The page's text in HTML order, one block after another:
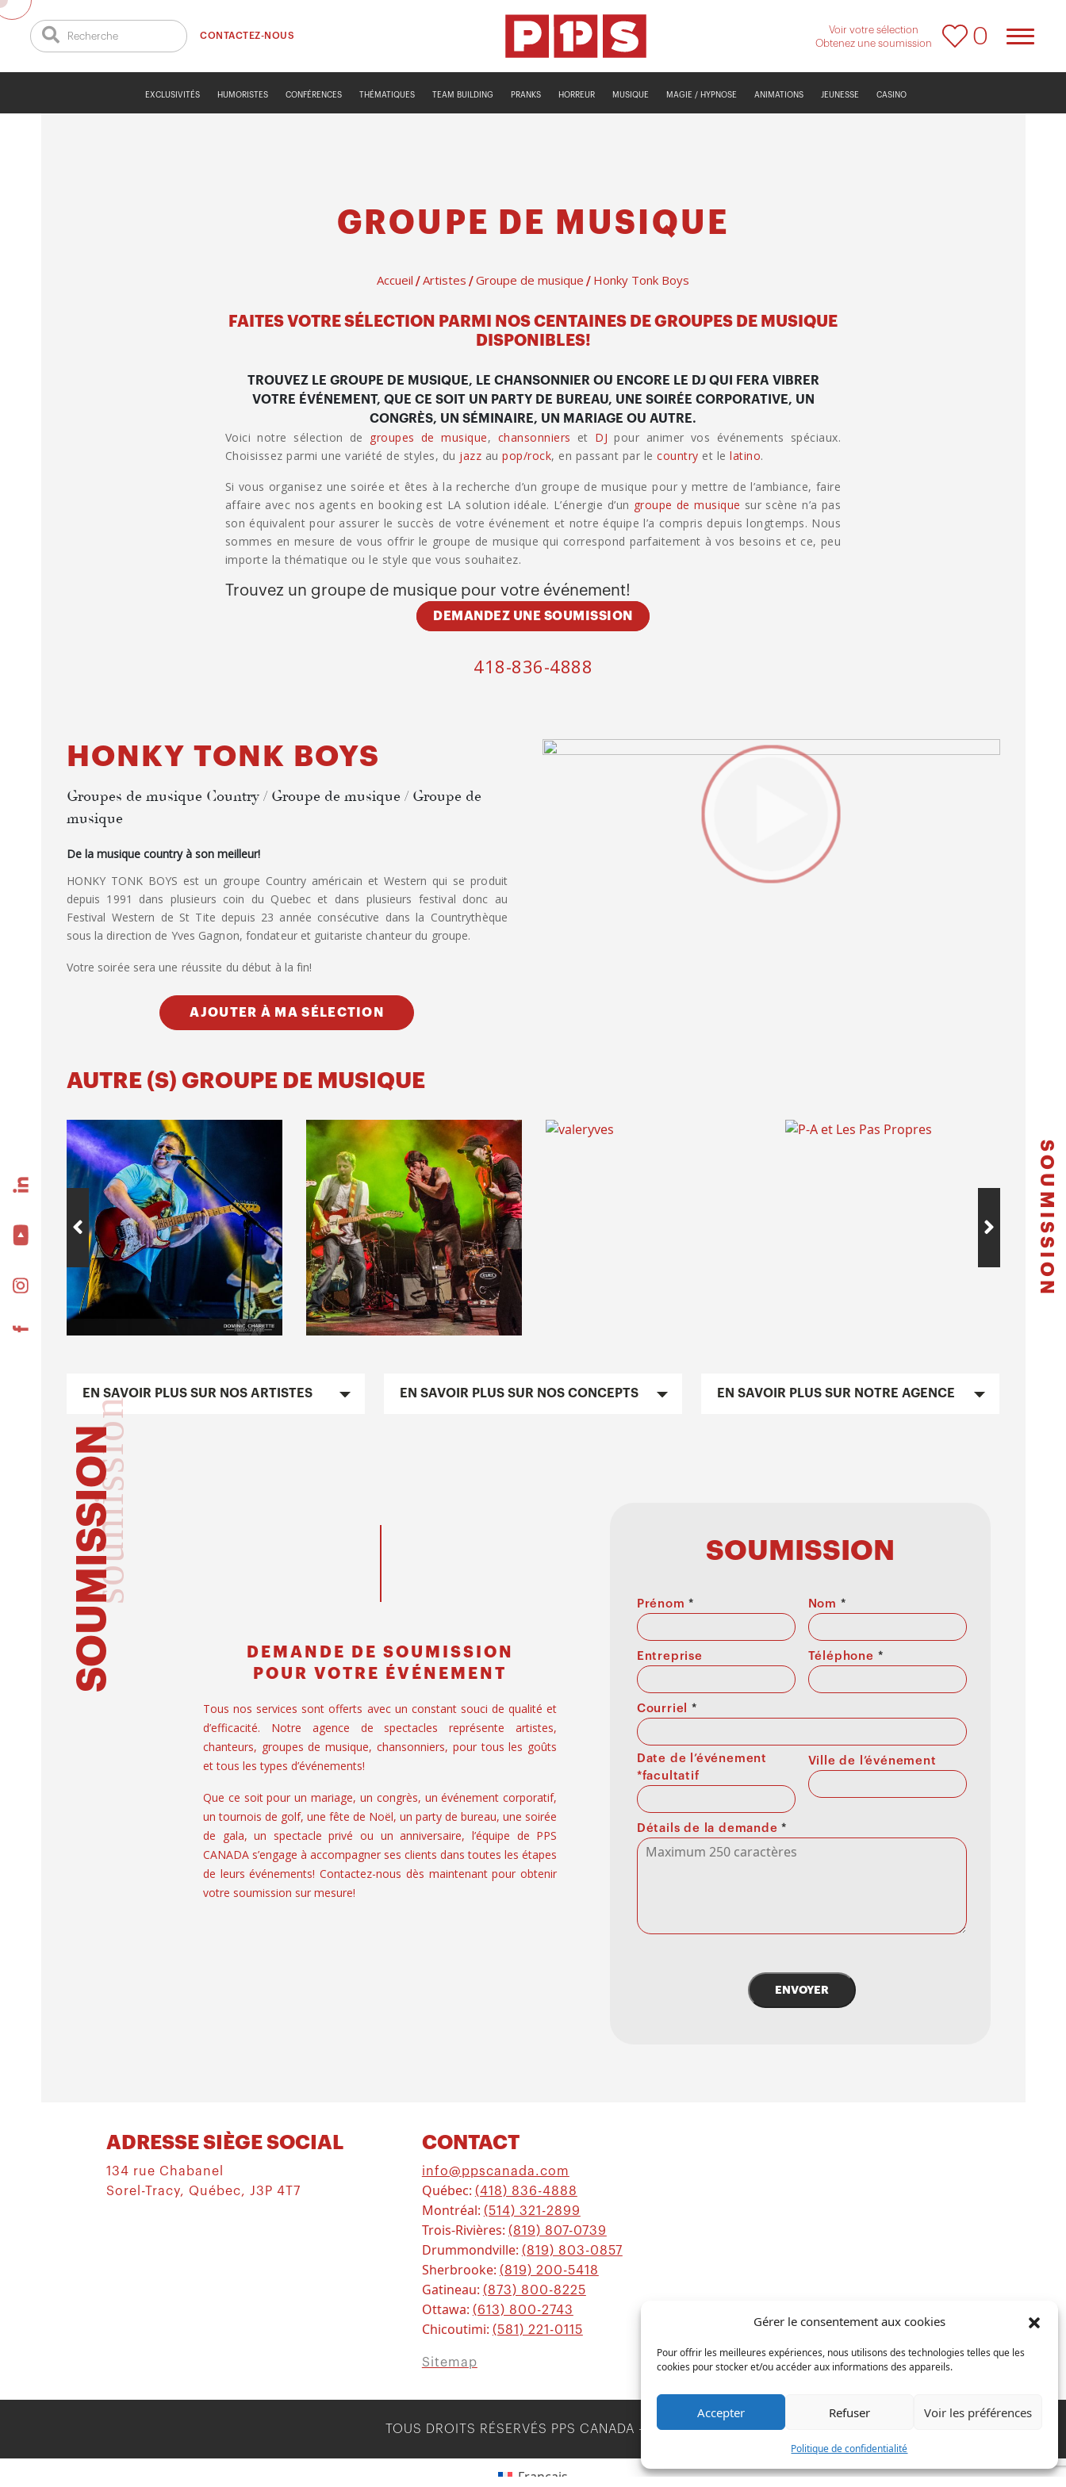
Gérer le consentement aux cookies
Pour offrir les meilleures expériences, nous utilisons des technologies telles que les
cookies pour stocker et/ou accéder aux informations des appareils.
Accepter Refuser Voir les préférences
Politique de confidentialité
CONTACTEZ-NOUS
Voir votre sélection
Obtenez une soumission
0
EXCLUSIVITÉS HUMORISTES CONFÉRENCES THÉMATIQUES TEAM BUILDING PRANKS HORREUR MUSIQUE MAGIE / HYPNOSE ANIMATIONS JEUNESSE CASINO
SOUMISSION
GROUPE DE MUSIQUE
Accueil / Artistes / Groupe de musique / Honky Tonk Boys
FAITES VOTRE SÉLECTION PARMI NOS CENTAINES DE GROUPES DE MUSIQUE
DISPONIBLES!
TROUVEZ LE GROUPE DE MUSIQUE, LE CHANSONNIER OU ENCORE LE DJ QUI FERA VIBRER
VOTRE ÉVÉNEMENT, QUE CE SOIT UN PARTY DE BUREAU, UNE SOIRÉE CORPORATIVE, UN
CONGRÈS, UN SÉMINAIRE, UN MARIAGE OU AUTRE.
Voici notre sélection de groupes de musique, chansonniers et DJ pour animer vos événements spéciaux.
Choisissez parmi une variété de styles, du jazz aupop/rock, en passant par lecountry et lelatino.
Si vous organisez une soirée et êtes à la recherche d’un groupe de musique pour y mettre de l’ambiance, faire
affaire avec nos agents en booking est LA solution idéale. L’énergie d’un groupe de musique sur scène n’a pas
son équivalent pour assurer le succès de votre événement et notre équipe l’a compris depuis longtemps. Nous
sommes en mesure de vous offrir le groupe de musique qui correspond parfaitement à vos besoins et ce, peu
importe la thématique ou le style que vous souhaitez.
Trouvez un groupe de musique pour votre événement!
DEMANDEZ UNE SOUMISSION
418-836-4888
HONKY TONK BOYS
Groupes de musique Country / Groupe de musique / Groupe de
musique
De la musique country à son meilleur!
HONKY TONK BOYS est un groupe Country américain et Western qui se produit
depuis 1991 dans plusieurs coin du Quebec et dans plusieurs festival donc au
Festival Western de St Tite depuis 23 année consécutive dans la Countrythèque
sous la direction de Yves Gagnon, fondateur et guitariste chanteur du groupe.
Votre soirée sera une réussite du début à la fin!
AJOUTER À MA SÉLECTION
AUTRE (S) GROUPE DE MUSIQUE
EN SAVOIR PLUS SUR NOS ARTISTES EN SAVOIR PLUS SUR NOS CONCEPTS EN SAVOIR PLUS SUR NOTRE AGENCE
SOUMISSION
soumission
DEMANDE DE SOUMISSION
POUR VOTRE ÉVÉNEMENT
Tous nos services sont offerts avec un constant souci de qualité et
d’efficacité. Notre agence de spectacles représente artistes,
chanteurs, groupes de musique, chansonniers, pour tous les goûts
et tous les types d’événements!
Que ce soit pour un mariage, un congrès, un événement corporatif,
un tournois de golf, une fête de Noël, un party de bureau, une soirée
de gala, un spectacle privé ou un anniversaire, l’équipe de PPS
CANADA s’engage à accompagner ses clients dans toutes les étapes
de leurs événements! Contactez-nous dès maintenant pour obtenir
votre soumission sur mesure!
SOUMISSION
Prénom* Nom *
Entreprise Téléphone *
Courriel *
Date de l’événement
*facultatif
Ville de l’événement
Détails de la demande*
ENVOYER
ADRESSE SIÈGE SOCIAL
134 rue Chabanel
Sorel-Tracy, Québec, J3P 4T7
CONTACT
info@ppscanada.com
Québec: (418) 836-4888
Montréal: (514) 321-2899
Trois-Rivières: (819) 807-0739
Drummondville: (819) 803-0857
Sherbrooke: (819) 200-5418
Gatineau: (873) 800-8225
Ottawa: (613) 800-2743
Chicoutimi: (581) 221-0115
Sitemap
TOUS DROITS RÉSERVÉS PPS CANADA - 2026
Français